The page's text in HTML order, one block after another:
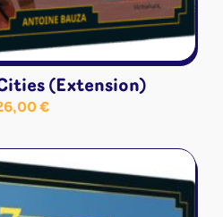
(Extension)
€